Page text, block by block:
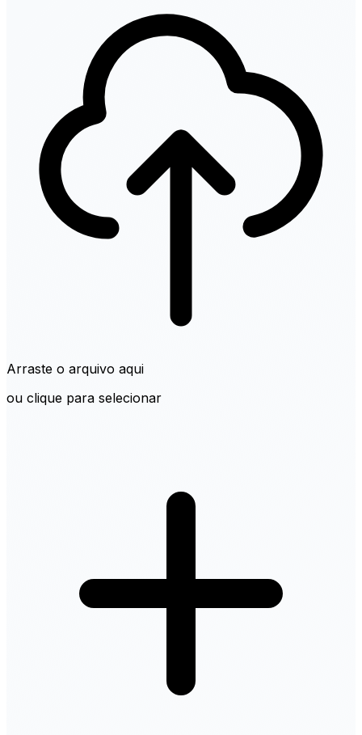
Arraste o arquivo aqui
ou clique para selecionar